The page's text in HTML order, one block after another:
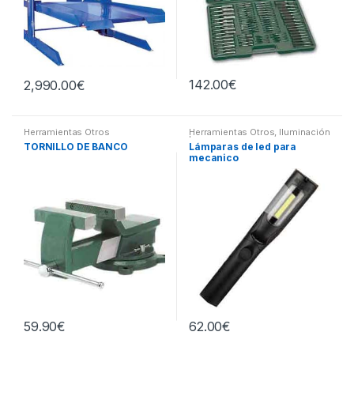
2,990.00€ 142.00€
Herramientas Otros
TORNILLO DE BANCO
59.90€
Herramientas Otros, Iluminación
| Linternas Led
Lámparas de led para
mecanico
62.00€